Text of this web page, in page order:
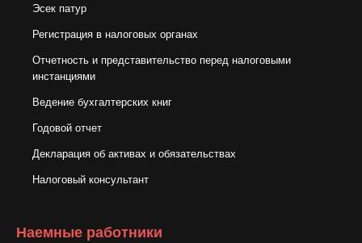
Эсек патур
Регистрация в налоговых органах
Отчетность и представительство перед налоговыми
инстанциями
Ведение бухгалтерских книг
Годовой отчет
Декларация об активах и обязательствах
Налоговый консультант
Наемные работники